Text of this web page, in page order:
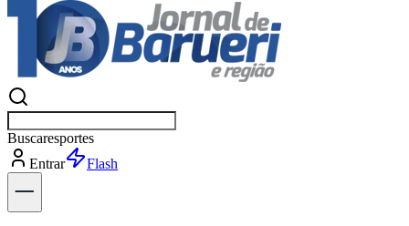
Buscarpolítica
Entrar
Explorar